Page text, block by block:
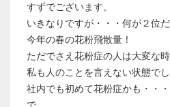
すずでございます。
いきなりですが・・・何が２位だ
今年の春の花粉飛散量！
ただでさえ花粉症の人は大変な時
私も人のことを言えない状態でし
社内でも初めて花粉症かも・・